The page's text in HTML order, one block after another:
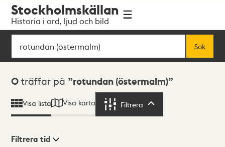
navigationen
huvudinnehållet
Stockholmskällan
Historia i ord, ljud och bild
Sök
Sök
Sökresultat
0 träffar på rotundan (östermalm)
Visa lista Visa karta Filtrera
Filtrera tid